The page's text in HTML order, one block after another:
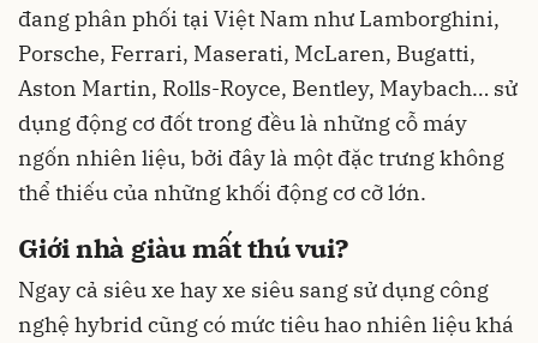
đang phân phối tại Việt Nam như Lamborghini,
Porsche, Ferrari, Maserati, McLaren, Bugatti,
Aston Martin, Rolls-Royce, Bentley, Maybach… sử
dụng động cơ đốt trong đều là những cỗ máy
ngốn nhiên liệu, bởi đây là một đặc trưng không
thể thiếu của những khối động cơ cỡ lớn.
Giới nhà giàu mất thú vui?
Ngay cả siêu xe hay xe siêu sang sử dụng công
nghệ hybrid cũng có mức tiêu hao nhiên liệu khá